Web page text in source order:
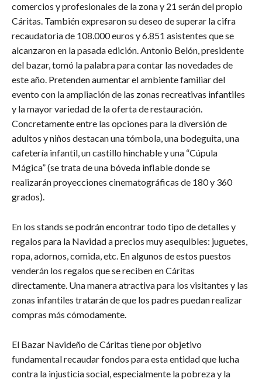
comercios y profesionales de la zona y 21 serán del propio
Cáritas. También expresaron su deseo de superar la cifra
recaudatoria de 108.000 euros y 6.851 asistentes que se
alcanzaron en la pasada edición. Antonio Belón, presidente
del bazar, tomó la palabra para contar las novedades de
este año. Pretenden aumentar el ambiente familiar del
evento con la ampliación de las zonas recreativas infantiles
y la mayor variedad de la oferta de restauración.
Concretamente entre las opciones para la diversión de
adultos y niños destacan una tómbola, una bodeguita, una
cafetería infantil, un castillo hinchable y una “Cúpula
Mágica” (se trata de una bóveda inflable donde se
realizarán proyecciones cinematográficas de 180 y 360
grados).
En los stands se podrán encontrar todo tipo de detalles y
regalos para la Navidad a precios muy asequibles: juguetes,
ropa, adornos, comida, etc. En algunos de estos puestos
venderán los regalos que se reciben en Cáritas
directamente. Una manera atractiva para los visitantes y las
zonas infantiles tratarán de que los padres puedan realizar
compras más cómodamente.
El Bazar Navideño de Cáritas tiene por objetivo
fundamental recaudar fondos para esta entidad que lucha
contra la injusticia social, especialmente la pobreza y la